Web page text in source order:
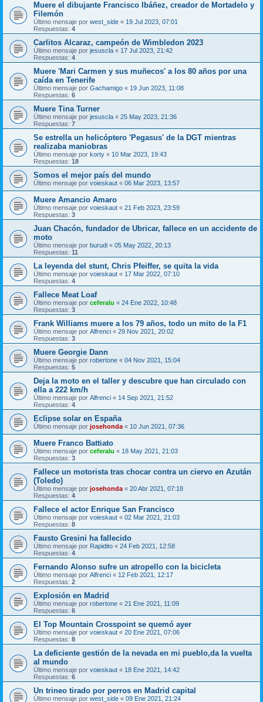
Muere el dibujante Francisco Ibáñez, creador de Mortadelo y
Filemón
Último mensaje por west_side « 19 Jul 2023, 07:01
Respuestas: 4
Carlitos Alcaraz, campeón de Wimbledon 2023
Último mensaje por jesuscla « 17 Jul 2023, 21:42
Respuestas: 4
Muere 'Mari Carmen y sus muñecos' a los 80 años por una
caída en Tenerife
Último mensaje por Gachamigo « 19 Jun 2023, 11:08
Respuestas: 6
Muere Tina Turner
Último mensaje por jesuscla « 25 May 2023, 21:36
Respuestas: 7
Se estrella un helicóptero 'Pegasus' de la DGT mientras
realizaba maniobras
Último mensaje por korty « 10 Mar 2023, 19:43
Respuestas: 18
Somos el mejor país del mundo
Último mensaje por voieskaut « 06 Mar 2023, 13:57
Muere Amancio Amaro
Último mensaje por voieskaut « 21 Feb 2023, 23:59
Respuestas: 3
Juan Chacón, fundador de Ubricar, fallece en un accidente de
moto
Último mensaje por burudi « 05 May 2022, 20:13
Respuestas: 11
La leyenda del stunt, Chris Pfeiffer, se quita la vida
Último mensaje por voieskaut « 17 Mar 2022, 07:10
Respuestas: 4
Fallece Meat Loaf
Último mensaje por ceferalu « 24 Ene 2022, 10:48
Respuestas: 3
Frank Williams muere a los 79 años, todo un mito de la F1
Último mensaje por Alfrenci « 29 Nov 2021, 20:02
Respuestas: 3
Muere Georgie Dann
Último mensaje por robertone « 04 Nov 2021, 15:04
Respuestas: 5
Deja la moto en el taller y descubre que han circulado con
ella a 222 km/h
Último mensaje por Alfrenci « 14 Sep 2021, 21:52
Respuestas: 4
Eclipse solar en España
Último mensaje por josehonda « 10 Jun 2021, 07:36
Muere Franco Battiato
Último mensaje por ceferalu « 18 May 2021, 21:03
Respuestas: 3
Fallece un motorista tras chocar contra un ciervo en Azután
(Toledo)
Último mensaje por josehonda « 20 Abr 2021, 07:18
Respuestas: 4
Fallece el actor Enrique San Francisco
Último mensaje por voieskaut « 02 Mar 2021, 21:03
Respuestas: 8
Fausto Gresini ha fallecido
Último mensaje por Rapidito « 24 Feb 2021, 12:58
Respuestas: 4
Fernando Alonso sufre un atropello con la bicicleta
Último mensaje por Alfrenci « 12 Feb 2021, 12:17
Respuestas: 2
Explosión en Madrid
Último mensaje por robertone « 21 Ene 2021, 11:09
Respuestas: 6
El Top Mountain Crosspoint se quemó ayer
Último mensaje por voieskaut « 20 Ene 2021, 07:06
Respuestas: 8
La deficiente gestión de la nevada en mi pueblo,da la vuelta
al mundo
Último mensaje por voieskaut « 18 Ene 2021, 14:42
Respuestas: 6
Un trineo tirado por perros en Madrid capital
Último mensaje por west_side « 09 Ene 2021, 21:24